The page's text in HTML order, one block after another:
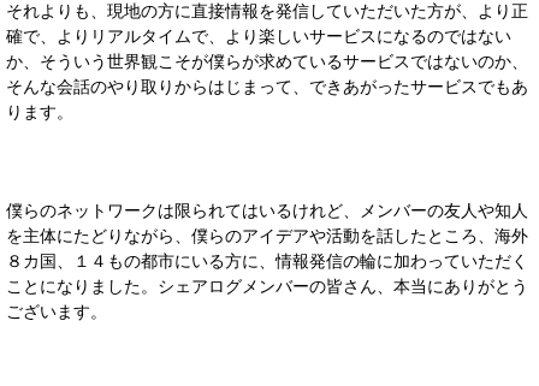
それよりも、現地の方に直接情報を発信していただいた方が、より正
確で、よりリアルタイムで、より楽しいサービスになるのではない
か、そういう世界観こそが僕らが求めているサービスではないのか、
そんな会話のやり取りからはじまって、できあがったサービスでもあ
ります。
僕らのネットワークは限られてはいるけれど、メンバーの友人や知人
を主体にたどりながら、僕らのアイデアや活動を話したところ、海外
８カ国、１４もの都市にいる方に、情報発信の輪に加わっていただく
ことになりました。シェアログメンバーの皆さん、本当にありがとう
ございます。